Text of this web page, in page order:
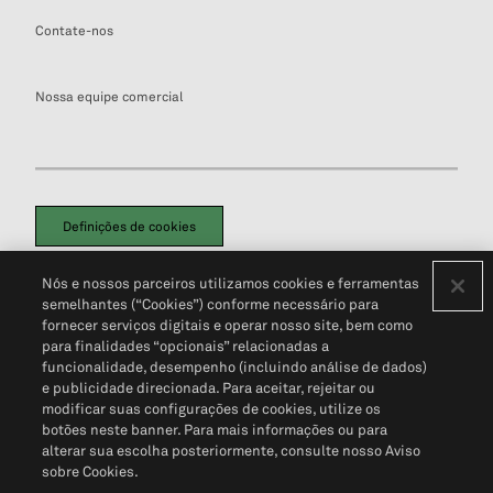
Contate-nos
Nossa equipe comercial
Definições de cookies
Política de PrivacidadePortal de privacidade do cliente (em inglês)
Não Venda Minhas Informações Pessoais© 2026 S&P Global
Nós e nossos parceiros utilizamos cookies e ferramentas
semelhantes (“Cookies”) conforme necessário para
fornecer serviços digitais e operar nosso site, bem como
para finalidades “opcionais” relacionadas a
funcionalidade, desempenho (incluindo análise de dados)
e publicidade direcionada. Para aceitar, rejeitar ou
modificar suas configurações de cookies, utilize os
botões neste banner. Para mais informações ou para
alterar sua escolha posteriormente, consulte nosso Aviso
sobre Cookies.